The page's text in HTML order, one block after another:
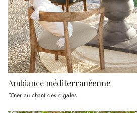
Ambiance méditerranéenne
Dîner au chant des cigales